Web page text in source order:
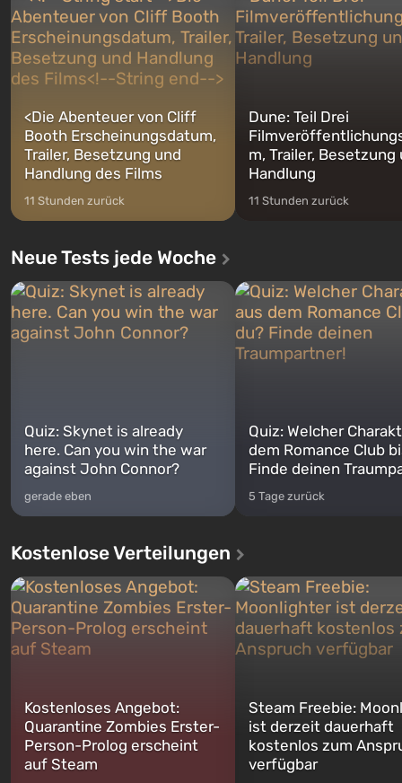
auf Amerika geöffnet wird. De...
Franklin, zwischen denen
jederzeit...
<Die Abenteuer von Cliff
Booth Erscheinungsdatum,
Trailer, Besetzung und
Handlung des Films
11 Stunden zurück
Dune: Teil Drei
m, Trailer, Besetzung
Handlung
11 Stunden zurück
Neue Tests jede Woche
Quiz: Skynet is already
here. Can you win the war
against John Connor?
gerade eben
Quiz: Welcher
dem Romance Club
Finde deinen
5 Tage zurück
Kostenlose Verteilungen
Kostenloses Angebot:
Quarantine Zombies Erster-
Person-Prolog erscheint
auf Steam
Steam Freebie:
ist derzeit dauerhaft
kostenlos zum
verfügbar